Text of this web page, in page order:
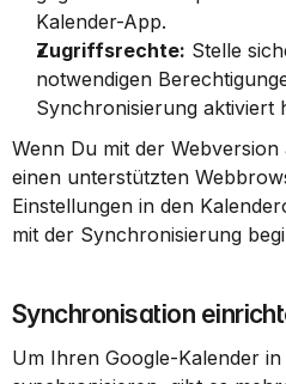
Kalender-App.
Zugriffsrechte: Stelle
notwendigen
Synchronisierung aktiviert
Wenn Du mit der
einen unterstützten
Einstellungen in den
mit der Synchronisierung
Synchronisation
Um Ihren Google-Kalender